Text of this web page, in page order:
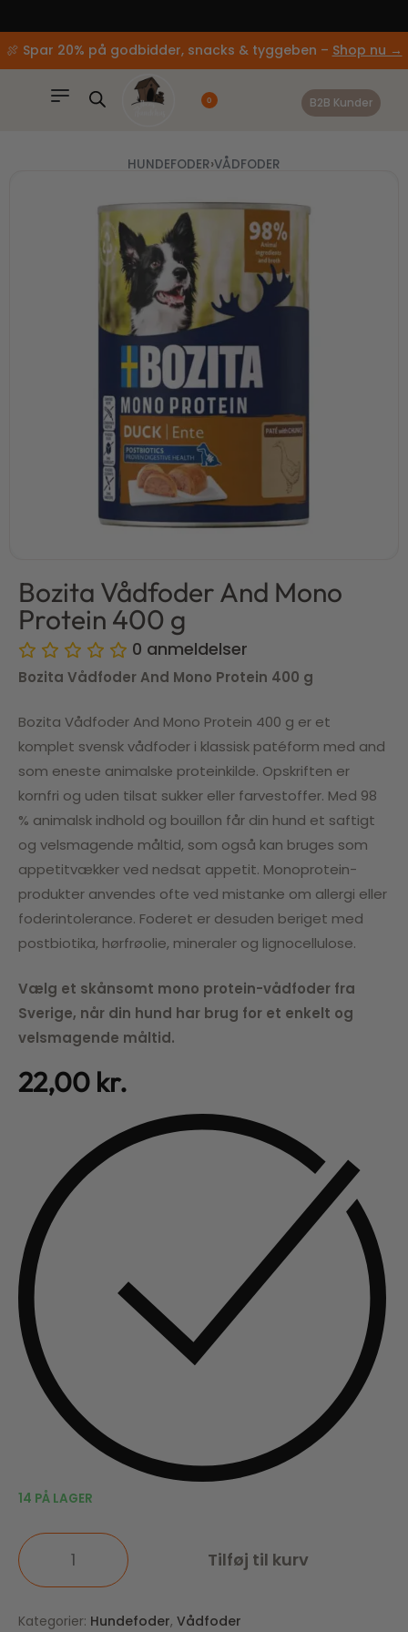
🍖 Spar 20% på godbidder, snacks & tyggeben – Shop nu →
0 B2B Kunder
HUNDEFODER›VÅDFODER
Bozita Vådfoder And Mono
Protein 400 g
0 anmeldelser
Bozita Vådfoder And Mono Protein 400 g
Bozita Vådfoder And Mono Protein 400 g er et
komplet svensk vådfoder i klassisk patéform med and
som eneste animalske proteinkilde. Opskriften er
kornfri og uden tilsat sukker eller farvestoffer. Med 98
% animalsk indhold og bouillon får din hund et saftigt
og velsmagende måltid, som også kan bruges som
appetitvækker ved nedsat appetit. Monoprotein-
produkter anvendes ofte ved mistanke om allergi eller
foderintolerance. Foderet er desuden beriget med
postbiotika, hørfrøolie, mineraler og lignocellulose.
Vælg et skånsomt mono protein-vådfoder fra
Sverige, når din hund har brug for et enkelt og
velsmagende måltid.
22,00 kr.
14 PÅ LAGER
Tilføj til kurv
Kategorier: Hundefoder, Vådfoder